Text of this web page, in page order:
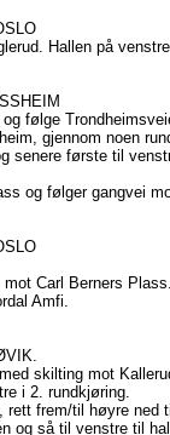
Hallen på
følge
gjennom noen
senere første til
og følger gangvei
Carl Berners
Amfi.
skilting mot
i 2. rundkjøring.
rett frem/til høyre ned
og så til venstre til